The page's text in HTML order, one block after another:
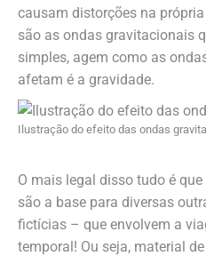
causam distorções na
são as ondas gravitacionais
simples, agem como as
afetam é a gravidade.
Ilustração do efeito das ondas
O mais legal disso tudo é
são a base para diversas
fictícias – que envolvem a
temporal! Ou seja, material